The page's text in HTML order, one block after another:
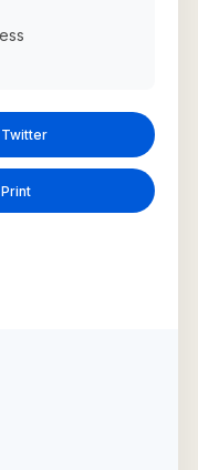
Twitter
Print